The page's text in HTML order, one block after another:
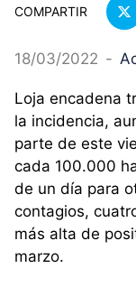
COMPARTIR
18/03/2022 -
Loja encadena
la incidencia,
parte de este
cada 100.000
de un día para
contagios,
más alta de
marzo.